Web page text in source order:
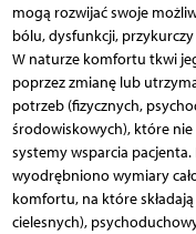
mogą rozwijać swoje
bólu, dysfunkcji, przykurczy
W naturze komfortu tkwi
poprzez zmianę lub
potrzeb (fizycznych,
środowiskowych), które
systemy wsparcia
wyodrębniono wymiary
komfortu, na które
cielesnych),